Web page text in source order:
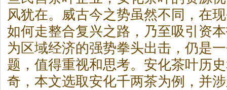
风犹在。威古今之势虽然不同，在
如何走整合复兴之路，乃至吸引资
为区域经济的强势拳头出击，仍是
题，值得重视和思考。安化茶叶历
奇，本文选取安化千两茶为例，并